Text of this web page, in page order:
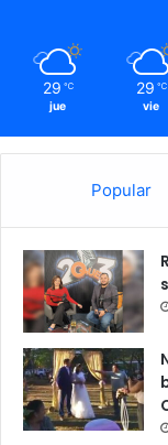
29 ℃
jue
29 ℃
vie
Popular